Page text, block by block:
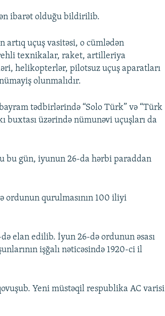
ibarət olduğu bildirilib.
uçuş vasitəsi, o cümlədən
texnikalar, raket, artilleriya
helikopterlər, pilotsuz uçuş aparatları
olunmalıdır.
tədbirlərində “Solo Türk” və “Türk
buxtası üzərində nümunəvi uçuşları da
gün, iyunun 26-da hərbi paraddan
ordunun qurulmasının 100 iliyi
elan edilib. İyun 26-də ordunun əsası
işğalı nəticəsində 1920-ci il
Yeni müstəqil respublika AC varisi